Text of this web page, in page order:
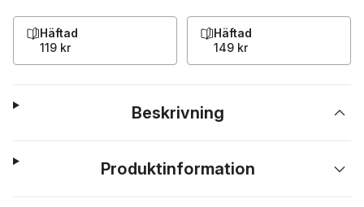
Häftad
119 kr
Häftad
149 kr
Beskrivning
Produktinformation